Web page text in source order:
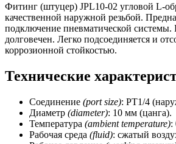
PT1/4)
CSNSP
Фитинг (штуцер) JPL10-02 угловой L-
качественной наружной резьбой.
подключение пневматической системы.
долговечен. Легко подсоединяется и
коррозионной стойкостью.
Технические
Соединение (port size): РТ1/4
Диаметр (diameter): 10 мм (цанга).
Температура (ambient temperature):
Рабочая среда (fluid): сжатый